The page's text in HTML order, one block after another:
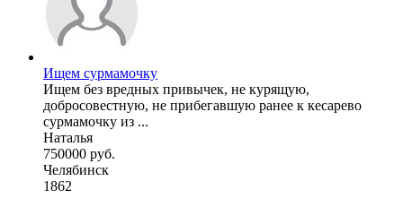
Ищем сурмамочку
Ищем без вредных привычек, не курящую,
добросовестную, не прибегавшую ранее к кесарево
сурмамочку из ...
Наталья
750000 руб.
Челябинск
1862